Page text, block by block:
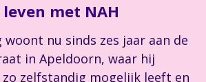
met NAH
nu sinds zes jaar aan de
in Apeldoorn, waar hij
zo zelfstandig mogelijk leeft en